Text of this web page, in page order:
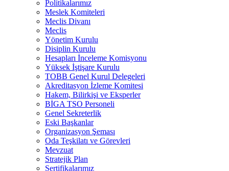
Politikalarımız
Meslek Komiteleri
Meclis Divanı
Meclis
Yönetim Kurulu
Disiplin Kurulu
Hesapları İnceleme Komisyonu
Yüksek İştişare Kurulu
TOBB Genel Kurul Delegeleri
Akreditasyon İzleme Komitesi
Hakem, Bilirkişi ve Eksperler
BİGA TSO Personeli
Genel Sekreterlik
Eski Başkanlar
Organizasyon Şeması
Oda Teşkilatı ve Görevleri
Mevzuat
Stratejik Plan
Sertifikalarımız